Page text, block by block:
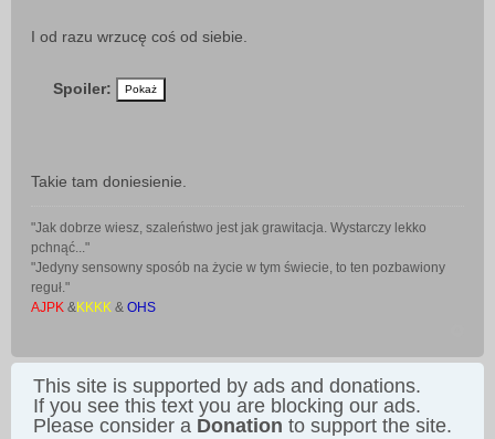
I od razu wrzucę coś od siebie.
Spoiler:
Takie tam doniesienie.
"Jak dobrze wiesz, szaleństwo jest jak grawitacja. Wystarczy lekko
pchnąć..."
"Jedyny sensowny sposób na życie w tym świecie, to ten pozbawiony
reguł."
AJPK &KKKK & OHS
This site is supported by ads and donations.
If you see this text you are blocking our ads.
Please consider a Donation to support the site.